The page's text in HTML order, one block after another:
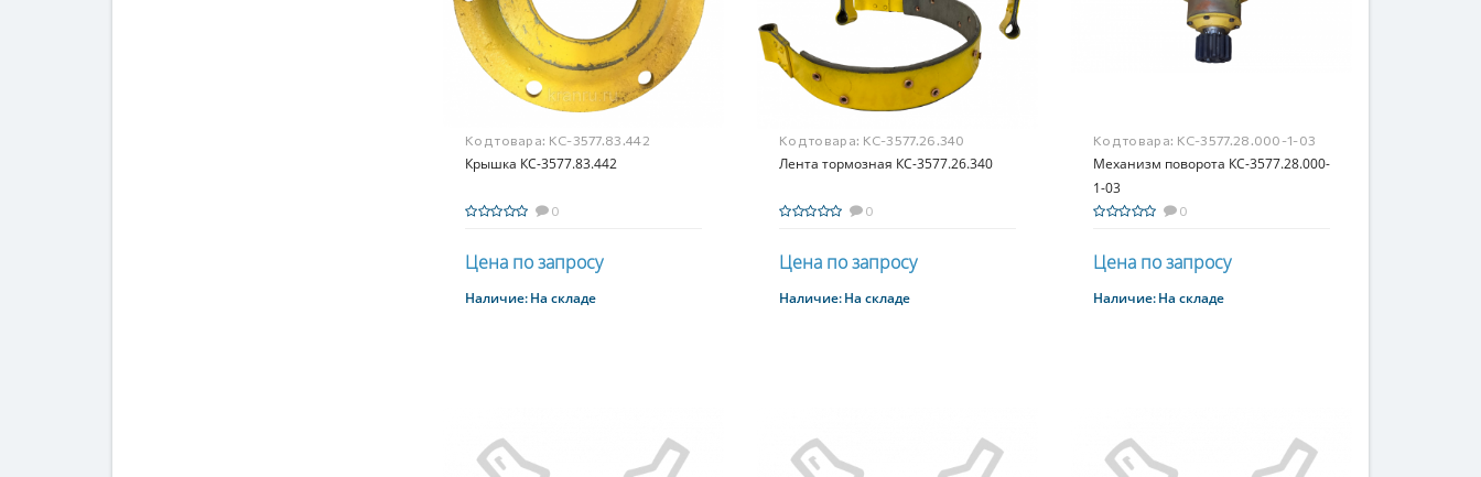
Код товара: КС-3577.83.442
Крышка КС-3577.83.442
0
Цена по запросу
Купить
Наличие:На складе
Код товара: КС-3577.26.340
Лента тормозная КС-3577.26.340
0
Цена по запросу
Купить
Наличие:На складе
Код товара: КС-3577.28.000-1-03
Механизм поворота КС-3577.28.000-
1-03
0
Цена по запросу
Купить
Наличие:На складе